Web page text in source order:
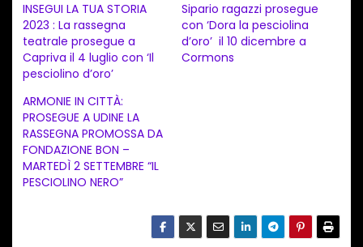
a
m
e
t
o
i
n
INSEGUI LA TUA STORIA
2023 : La rassegna
teatrale prosegue a
Capriva il 4 luglio con ‘Il
pesciolino d’oro’
Sipario ragazzi prosegue
con ‘Dora la pesciolina
d’oro’ il 10 dicembre a
Cormons
ARMONIE IN CITTÀ:
PROSEGUE A UDINE LA
RASSEGNA PROMOSSA DA
FONDAZIONE BON –
MARTEDÌ 2 SETTEMBRE “IL
PESCIOLINO NERO”